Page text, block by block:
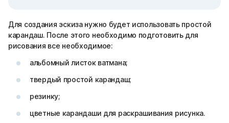
Для создания эскиза нужно будет использовать простой
карандаш. После этого необходимо подготовить для
рисования все необходимое:
альбомный листок ватмана;
твердый простой карандаш;
резинку;
цветные карандаши для раскрашивания рисунка.